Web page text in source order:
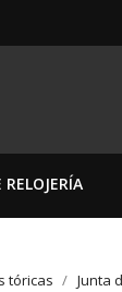
tóricas Junta